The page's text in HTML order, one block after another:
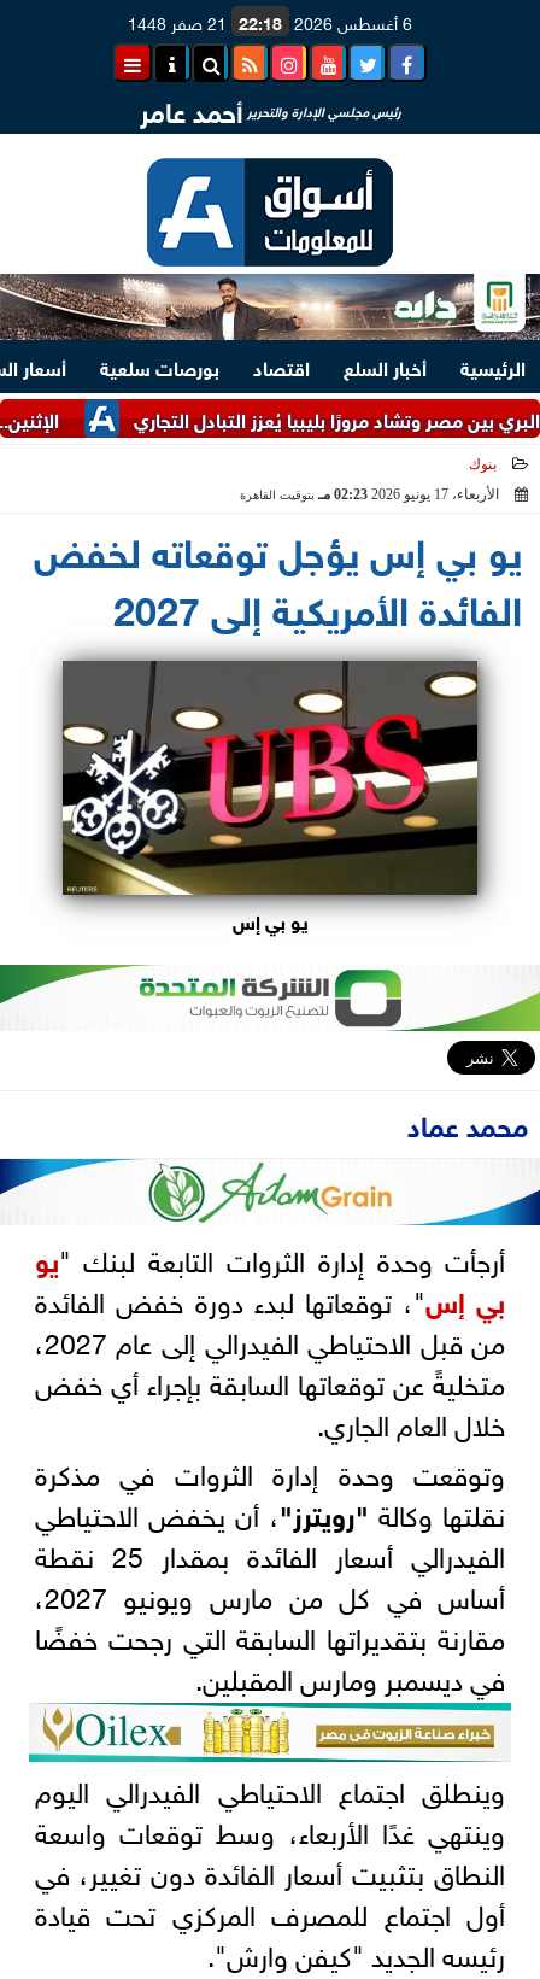
6 أغسطس 2026 22:18 21 صفر 1448
رئيس مجلسي الإدارة والتحرير أحمد عامر
الرئيسية أخبار السلع اقتصاد بورصات سلعية
أسعار
الإثنين.. البنك
وتشاد مرورًا بليبيا يُعزز التبادل التجاري
بنوك
الأربعاء، 17 يونيو 2026
02:23 مـ بتوقيت القاهرة
يو بي إس يؤجل توقعاته لخفض
الفائدة الأمريكية إلى 2027
يو بي إس
محمد عماد
أرجأت وحدة إدارة الثروات التابعة لبنك "يو
بي إس"، توقعاتها لبدء دورة خفض الفائدة
من قبل الاحتياطي الفيدرالي إلى عام 2027،
متخليةً عن توقعاتها السابقة بإجراء أي خفض
خلال العام الجاري.
وتوقعت وحدة إدارة الثروات في مذكرة
نقلتها وكالة "رويترز"، أن يخفض الاحتياطي
الفيدرالي أسعار الفائدة بمقدار 25 نقطة
أساس في كل من مارس ويونيو 2027،
مقارنة بتقديراتها السابقة التي رجحت خفضًا
في ديسمبر ومارس المقبلين.
وينطلق اجتماع الاحتياطي الفيدرالي اليوم
وينتهي غدًا الأربعاء، وسط توقعات واسعة
النطاق بتثبيت أسعار الفائدة دون تغيير، في
أول اجتماع للمصرف المركزي تحت قيادة
رئيسه الجديد "كيفن وارش".